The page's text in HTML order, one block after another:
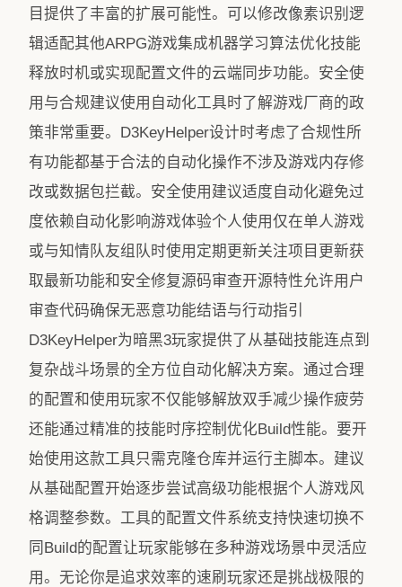
目提供了丰富的扩展可能性。可以修改像素识别逻
辑适配其他ARPG游戏集成机器学习算法优化技能
释放时机或实现配置文件的云端同步功能。安全使
用与合规建议使用自动化工具时了解游戏厂商的政
策非常重要。D3KeyHelper设计时考虑了合规性所
有功能都基于合法的自动化操作不涉及游戏内存修
改或数据包拦截。安全使用建议适度自动化避免过
度依赖自动化影响游戏体验个人使用仅在单人游戏
或与知情队友组队时使用定期更新关注项目更新获
取最新功能和安全修复源码审查开源特性允许用户
审查代码确保无恶意功能结语与行动指引
D3KeyHelper为暗黑3玩家提供了从基础技能连点到
复杂战斗场景的全方位自动化解决方案。通过合理
的配置和使用玩家不仅能够解放双手减少操作疲劳
还能通过精准的技能时序控制优化Build性能。要开
始使用这款工具只需克隆仓库并运行主脚本。建议
从基础配置开始逐步尝试高级功能根据个人游戏风
格调整参数。工具的配置文件系统支持快速切换不
同Build的配置让玩家能够在多种游戏场景中灵活应
用。无论你是追求效率的速刷玩家还是挑战极限的